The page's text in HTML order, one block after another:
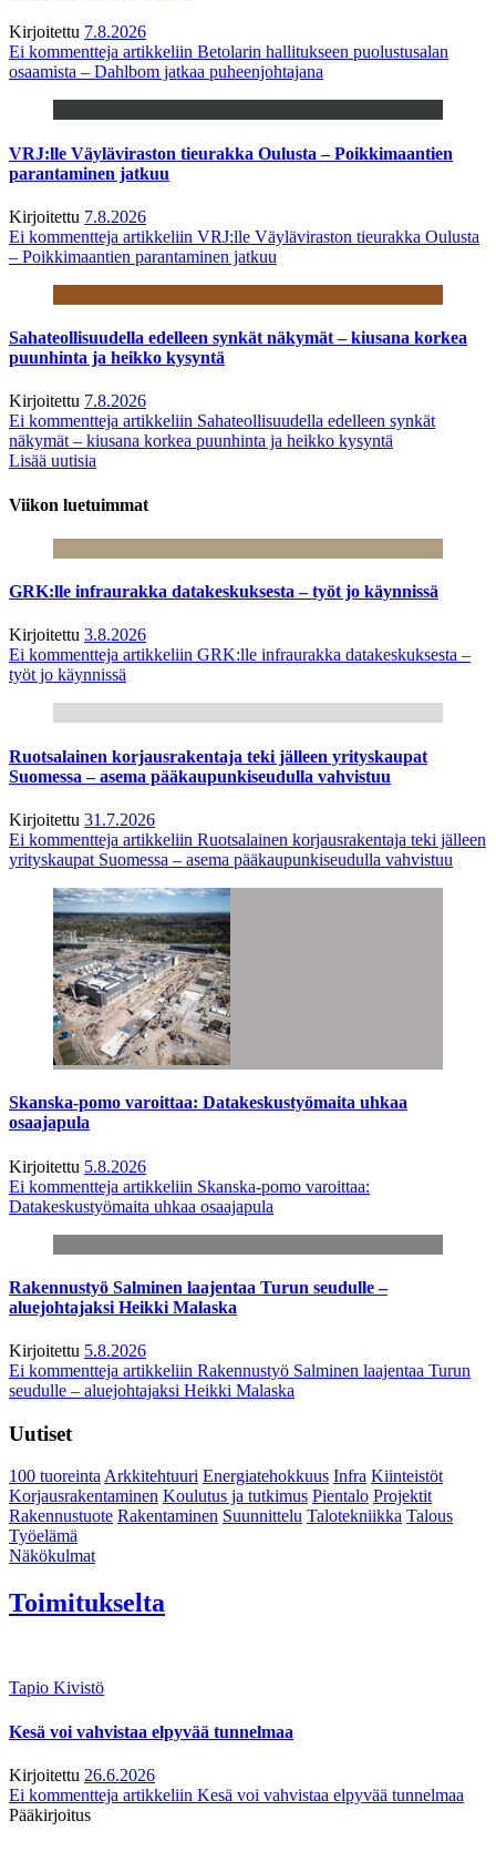
Kirjoitettu 7.8.2026
Ei kommentteja artikkeliin Betolarin hallitukseen puolustusalan
osaamista – Dahlbom jatkaa puheenjohtajana
VRJ:lle Väyläviraston tieurakka Oulusta – Poikkimaantien
parantaminen jatkuu
Kirjoitettu 7.8.2026
Ei kommentteja artikkeliin VRJ:lle Väyläviraston tieurakka Oulusta
– Poikkimaantien parantaminen jatkuu
Sahateollisuudella edelleen synkät näkymät – kiusana korkea
puunhinta ja heikko kysyntä
Kirjoitettu 7.8.2026
Ei kommentteja artikkeliin Sahateollisuudella edelleen synkät
näkymät – kiusana korkea puunhinta ja heikko kysyntä
Lisää uutisia
Viikon luetuimmat
GRK:lle infraurakka datakeskuksesta – työt jo käynnissä
Kirjoitettu 3.8.2026
Ei kommentteja artikkeliin GRK:lle infraurakka datakeskuksesta –
työt jo käynnissä
Ruotsalainen korjausrakentaja teki jälleen yrityskaupat
Suomessa – asema pääkaupunkiseudulla vahvistuu
Kirjoitettu 31.7.2026
Ei kommentteja artikkeliin Ruotsalainen korjausrakentaja teki jälleen
yrityskaupat Suomessa – asema pääkaupunkiseudulla vahvistuu
Skanska-pomo varoittaa: Datakeskustyömaita uhkaa
osaajapula
Kirjoitettu 5.8.2026
Ei kommentteja artikkeliin Skanska-pomo varoittaa:
Datakeskustyömaita uhkaa osaajapula
Rakennustyö Salminen laajentaa Turun seudulle –
aluejohtajaksi Heikki Malaska
Kirjoitettu 5.8.2026
Ei kommentteja artikkeliin Rakennustyö Salminen laajentaa Turun
seudulle – aluejohtajaksi Heikki Malaska
Uutiset
100 tuoreintaArkkitehtuuri Energiatehokkuus Infra Kiinteistöt
Korjausrakentaminen Koulutus ja tutkimus Pientalo Projektit
Rakennustuote Rakentaminen Suunnittelu Talotekniikka Talous
Työelämä
Näkökulmat
Toimitukselta
Tapio Kivistö
Kesä voi vahvistaa elpyvää tunnelmaa
Kirjoitettu 26.6.2026
Ei kommentteja artikkeliin Kesä voi vahvistaa elpyvää tunnelmaa
Pääkirjoitus